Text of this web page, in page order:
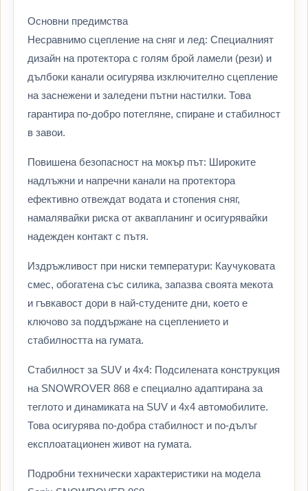
Основни предимства
Несравнимо сцепление на сняг и лед: Специалният
дизайн на протектора с голям брой ламели (рези) и
дълбоки канали осигурява изключително сцепление
на заснежени и заледени пътни настилки. Това
гарантира по-добро потегляне, спиране и стабилност
в завои.
Повишена безопасност на мокър път: Широките
надлъжни и напречни канали на протектора
ефективно отвеждат водата и стопения сняг,
намалявайки риска от аквапланинг и осигурявайки
надежден контакт с пътя.
Издръжливост при ниски температури: Каучуковата
смес, обогатена със силика, запазва своята мекота
и гъвкавост дори в най-студените дни, което е
ключово за поддържане на сцеплението и
стабилността на гумата.
Стабилност за SUV и 4х4: Подсилената конструкция
на SNOWROVER 868 е специално адаптирана за
теглото и динамиката на SUV и 4х4 автомобилите.
Това осигурява по-добра стабилност и по-дълъг
експлоатационен живот на гумата.
Подробни технически характеристики на модела